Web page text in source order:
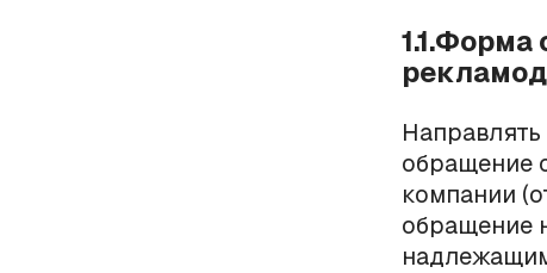
обращение
компании
обращение